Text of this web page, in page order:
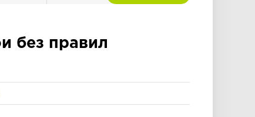
без правил